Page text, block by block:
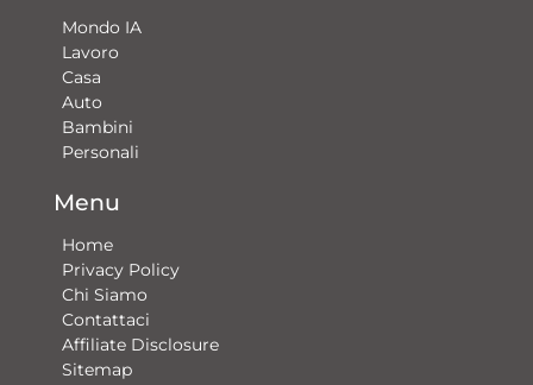
Mondo IA
Lavoro
Casa
Auto
Bambini
Personali
Menu
Home
Privacy Policy
Chi Siamo
Contattaci​
Affiliate Disclosure
Sitemap